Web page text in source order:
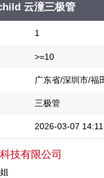
云潼三极管
1
>=10
广东省/深圳市/福
三极管
2026-03-07
技有限公司